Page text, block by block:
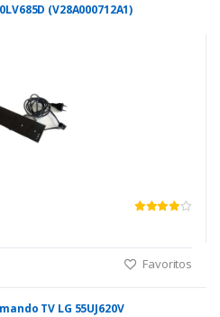
(V28A000712A1)
Favoritos
TV LG 55UJ620V